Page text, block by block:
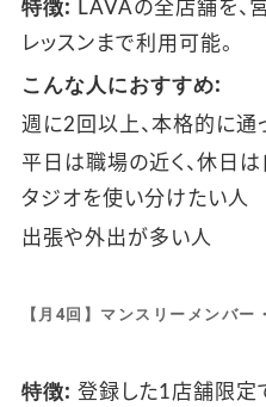
特徴: LAVAの全店舗を、
レッスンまで利用可能。
こんな人におすすめ:
週に2回以上、本格的に通
平日は職場の近く、休日は
タジオを使い分けたい人
出張や外出が多い人
【月4回】マンスリーメンバ
特徴: 登録した1店舗限定